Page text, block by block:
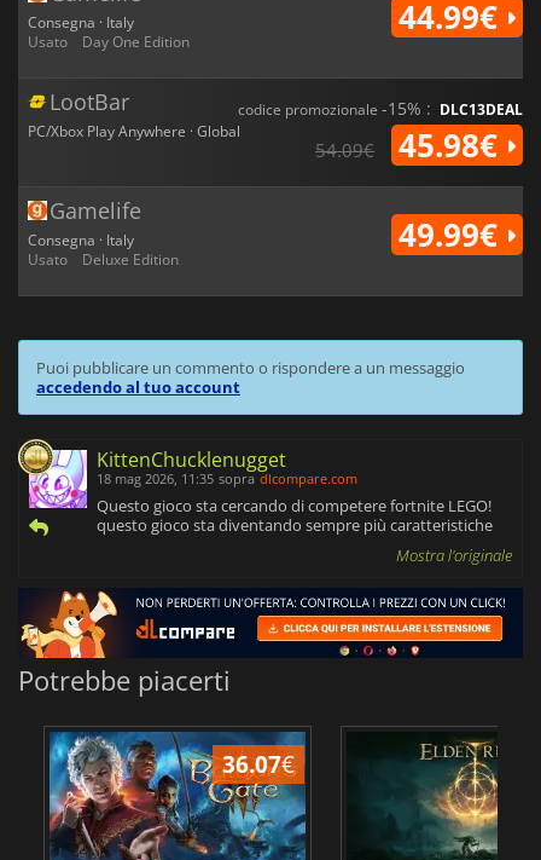
Consegna · Italy
Usato
Day One Edition
44.99€
LootBar
PC/Xbox Play Anywhere · Global
codice promozionale -15% : DLC13DEAL
54.09€ 45.98€
Gamelife
Consegna · Italy
Usato
Deluxe Edition
49.99€
Puoi pubblicare un commento o rispondere a un messaggio
accedendo al tuo account
KittenChucklenugget
18 mag 2026, 11:35 sopra dlcompare.com
Questo gioco sta cercando di competere fortnite LEGO!
questo gioco sta diventando sempre più caratteristiche
Mostra l'originale
Potrebbe piacerti
36.07€